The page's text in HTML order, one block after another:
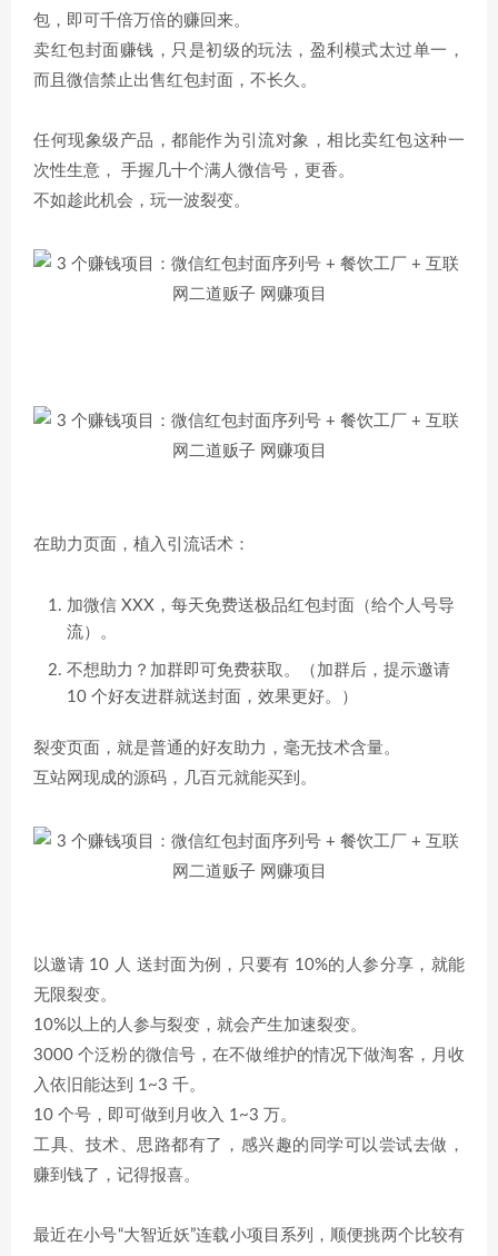
包，即可千倍万倍的赚回来。
卖红包封面赚钱，只是初级的玩法，盈利模式太过单一，
而且微信禁止出售红包封面，不长久。
任何现象级产品，都能作为引流对象，相比卖红包这种一
次性生意， 手握几十个满人微信号，更香。
不如趁此机会，玩一波裂变。
在助力页面，植入引流话术：
加微信 XXX，每天免费送极品红包封面（给个人号导
流）。
不想助力？加群即可免费获取。（加群后，提示邀请
10 个好友进群就送封面，效果更好。）
裂变页面，就是普通的好友助力，毫无技术含量。
互站网现成的源码，几百元就能买到。
以邀请 10 人 送封面为例，只要有 10%的人参分享，就能
无限裂变。
10%以上的人参与裂变，就会产生加速裂变。
3000 个泛粉的微信号，在不做维护的情况下做淘客，月收
入依旧能达到 1~3 千。
10 个号，即可做到月收入 1~3 万。
工具、技术、思路都有了，感兴趣的同学可以尝试去做，
赚到钱了，记得报喜。
最近在小号“大智近妖”连载小项目系列，顺便挑两个比较有